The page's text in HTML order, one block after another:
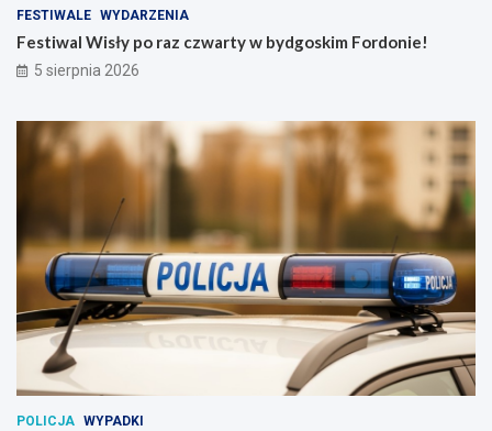
FESTIWALE WYDARZENIA
Festiwal Wisły po raz czwarty w bydgoskim Fordonie!
5 sierpnia 2026
POLICJA WYPADKI